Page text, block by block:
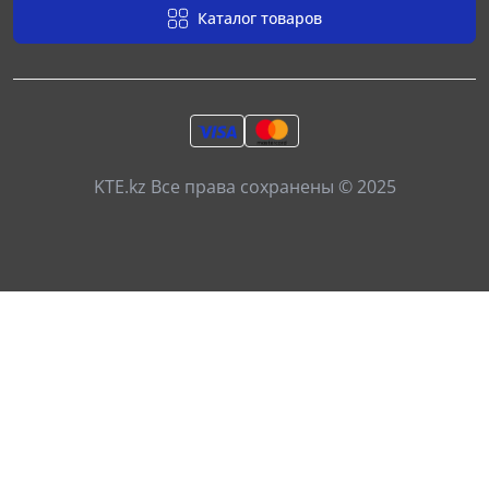
Каталог товаров
KTE.kz Все права сохранены © 2025